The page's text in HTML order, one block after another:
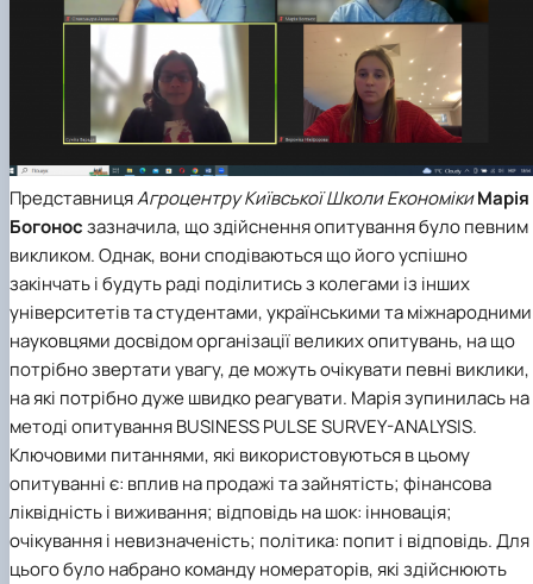
ПредставницяАгроцентру Київської Школи ЕкономікиМарія
Богоносзазначила, що здійснення опитування було певним
викликом. Однак, вони сподіваються що його успішно
закінчать і будуть раді поділитись з колегами із інших
університетів та студентами, українськими та міжнародними
науковцями досвідом організації великих опитувань, на що
потрібно звертати увагу, де можуть очікувати певні виклики,
на які потрібно дуже швидко реагувати. Марія зупинилась на
методі опитування BUSINESS PULSE SURVEY-ANALYSIS.
Ключовими питаннями, які використовуються в цьому
опитуванні є: вплив на продажі та зайнятість; фінансова
ліквідність і виживання; відповідь на шок: інновація;
очікування і невизначеність; політика: попит і відповідь. Для
цього було набрано команду номераторів, які здійснюють